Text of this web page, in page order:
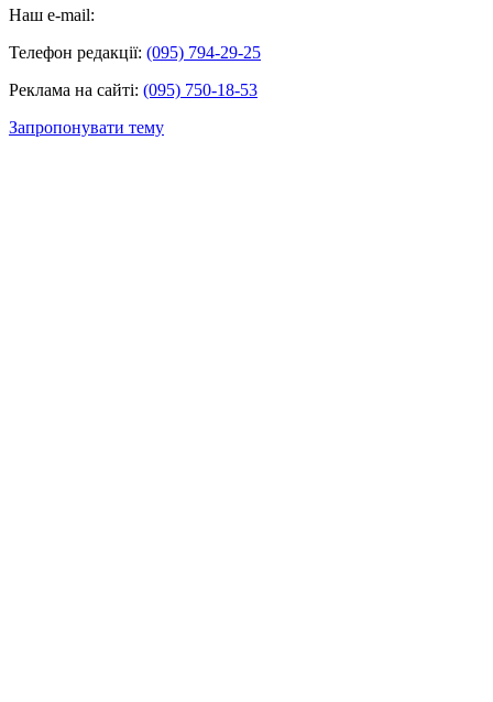
Наш e-mail:
Телефон редакції: (095) 794-29-25
Реклама на сайті: (095) 750-18-53
Запропонувати тему